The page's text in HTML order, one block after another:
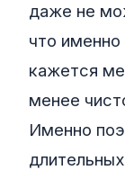
даже не
что
кажется
менее
Именно